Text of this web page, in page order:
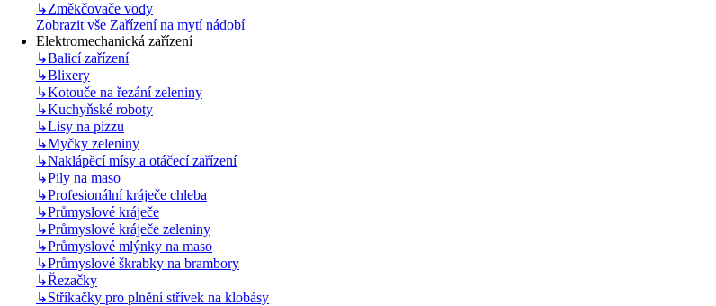
↳Změkčovače vody
Zobrazit vše Zařízení na mytí nádobí
Elektromechanická zařízení
↳Balicí zařízení
↳Blixery
↳Kotouče na řezání zeleniny
↳Kuchyňské roboty
↳Lisy na pizzu
↳Myčky zeleniny
↳Naklápěcí mísy a otáčecí zařízení
↳Pily na maso
↳Profesionální kráječe chleba
↳Průmyslové kráječe
↳Průmyslové kráječe zeleniny
↳Průmyslové mlýnky na maso
↳Průmyslové škrabky na brambory
↳Řezačky
↳Stříkačky pro plnění střívek na klobásy